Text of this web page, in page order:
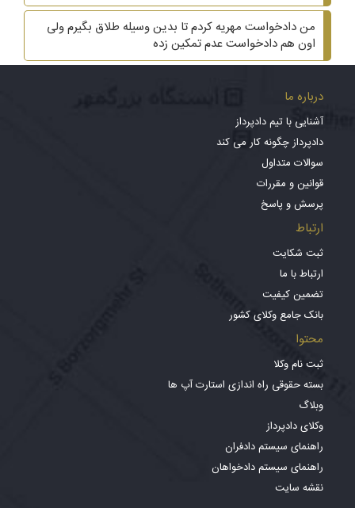
من دادخواست مهریه کردم تا بدین وسیله طلاق بگیرم ولی
اون هم دادخواست عدم تمکین زده
درباره ما
آشنایی با تیم دادپرداز
دادپرداز چگونه کار می کند
سوالات متداول
قوانین و مقررات
پرسش و پاسخ
ارتباط
ثبت شکایت
ارتباط با ما
تضمین کیفیت
بانک جامع وکلای کشور
محتوا
ثبت نام وکلا
بسته حقوقی راه اندازی استارت آپ ها
وبلاگ
وکلای دادپرداز
راهنمای سیستم دادفران
راهنمای سیستم دادخواهان
نقشه سایت